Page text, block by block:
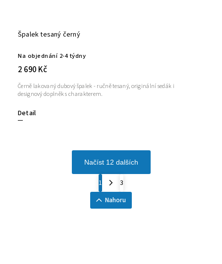
Špalek tesaný černý
Na objednání 2-4 týdny
2 690 Kč
Detail
Černě lakovaný dubový špalek - ručně tesaný, originální sedák i
designový doplněk s charakterem.
Načíst 12 dalších
1
3
Nahoru